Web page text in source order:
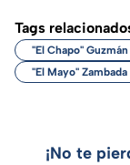
Tags
"El Chapo" Guzmán
"El Mayo" Zambada
¡No te